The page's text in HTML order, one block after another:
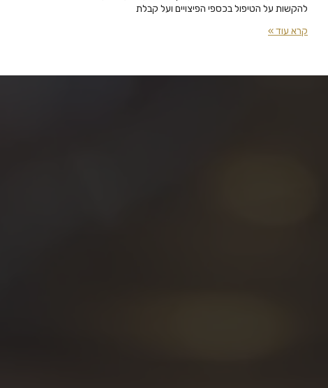
להקשות על הטיפול בכספי הפיצויים ועל קבלת
קרא עוד »